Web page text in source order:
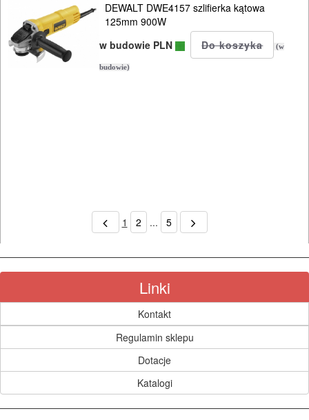
DEWALT DWE4157 szlifierka kątowa
125mm 900W
w budowie PLN
(w
budowie)
1 2 ... 5
Linki
Kontakt
Regulamin sklepu
Dotacje
Katalogi